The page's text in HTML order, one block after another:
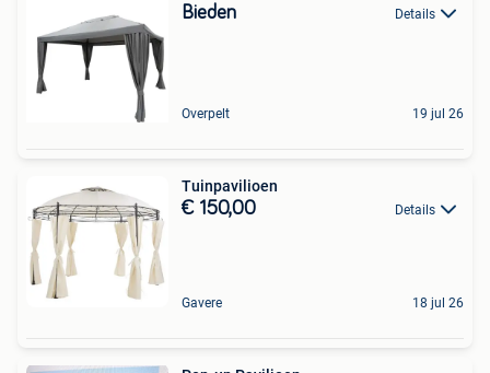
Bieden Details
Overpelt 19 jul 26
Tuinpavilioen
€ 150,00 Details
Gavere 18 jul 26